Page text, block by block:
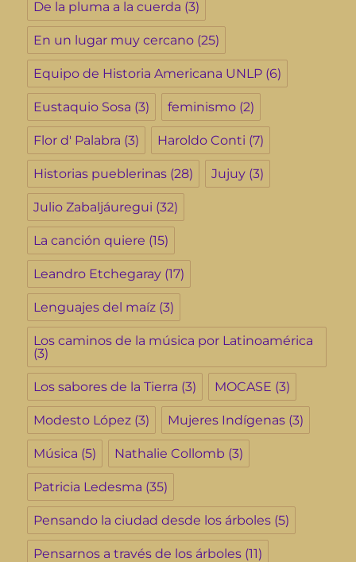
De la pluma a la cuerda (3)
En un lugar muy cercano (25)
Equipo de Historia Americana UNLP (6)
Eustaquio Sosa (3) feminismo (2)
Flor d' Palabra (3) Haroldo Conti (7)
Historias pueblerinas (28) Jujuy (3)
Julio Zabaljáuregui (32)
La canción quiere (15)
Leandro Etchegaray (17)
Lenguajes del maíz (3)
Los caminos de la música por Latinoamérica
(3)
Los sabores de la Tierra (3) MOCASE (3)
Modesto López (3) Mujeres Indígenas (3)
Música (5) Nathalie Collomb (3)
Patricia Ledesma (35)
Pensando la ciudad desde los árboles (5)
Pensarnos a través de los árboles (11)